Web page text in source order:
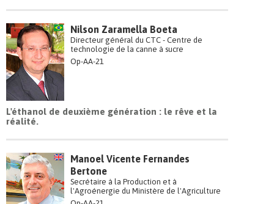
Nilson Zaramella Boeta
Directeur général du CTC - Centre de
technologie de la canne à sucre
Op-AA-21
L'éthanol de deuxième génération : le rêve et la
réalité.
Manoel Vicente Fernandes
Bertone
Secrétaire à la Production et à
l'Agroénergie du Ministère de l'Agriculture